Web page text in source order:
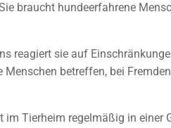
braucht hundeerfahrene
reagiert sie auf
betreffen, bei
Tierheim regelmäßig in einer